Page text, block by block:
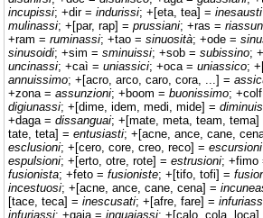
incupissi; +dir = indurissi; +[eta, tea] = inesausti
mulinassi; +[par, rap] = prussiani; +ras =
+ram = ruminassi; +tao = sinuosità; +ode =
sinusoidi; +sim = sminuissi; +sob = subissino;
uncinassi; +caì = uniassici; +oca = uniassico;
annuissimo; +[acro, arco, caro, cora, ...] =
+zona = assunzioni; +boom = buonissimo;
digiunassi; +[dime, idem, medi, mide] =
+daga = dissanguai; +[mate, meta, team, tema]
tate, teta] = entusiasti; +[acne, ance, cane,
esclusioni; +[cero, core, creo, reco] = escursioni
espulsioni; +[erto, otre, rote] = estrusioni; +fimo
fusionista; +feto = fusioniste; +[tifo, tofi] =
incestuosi; +[acne, ance, cane, cena] =
[tace, teca] = inescusati; +[afre, fare] =
infuriassi; +gaia = inguaiassi; +[calo, cola, loca]